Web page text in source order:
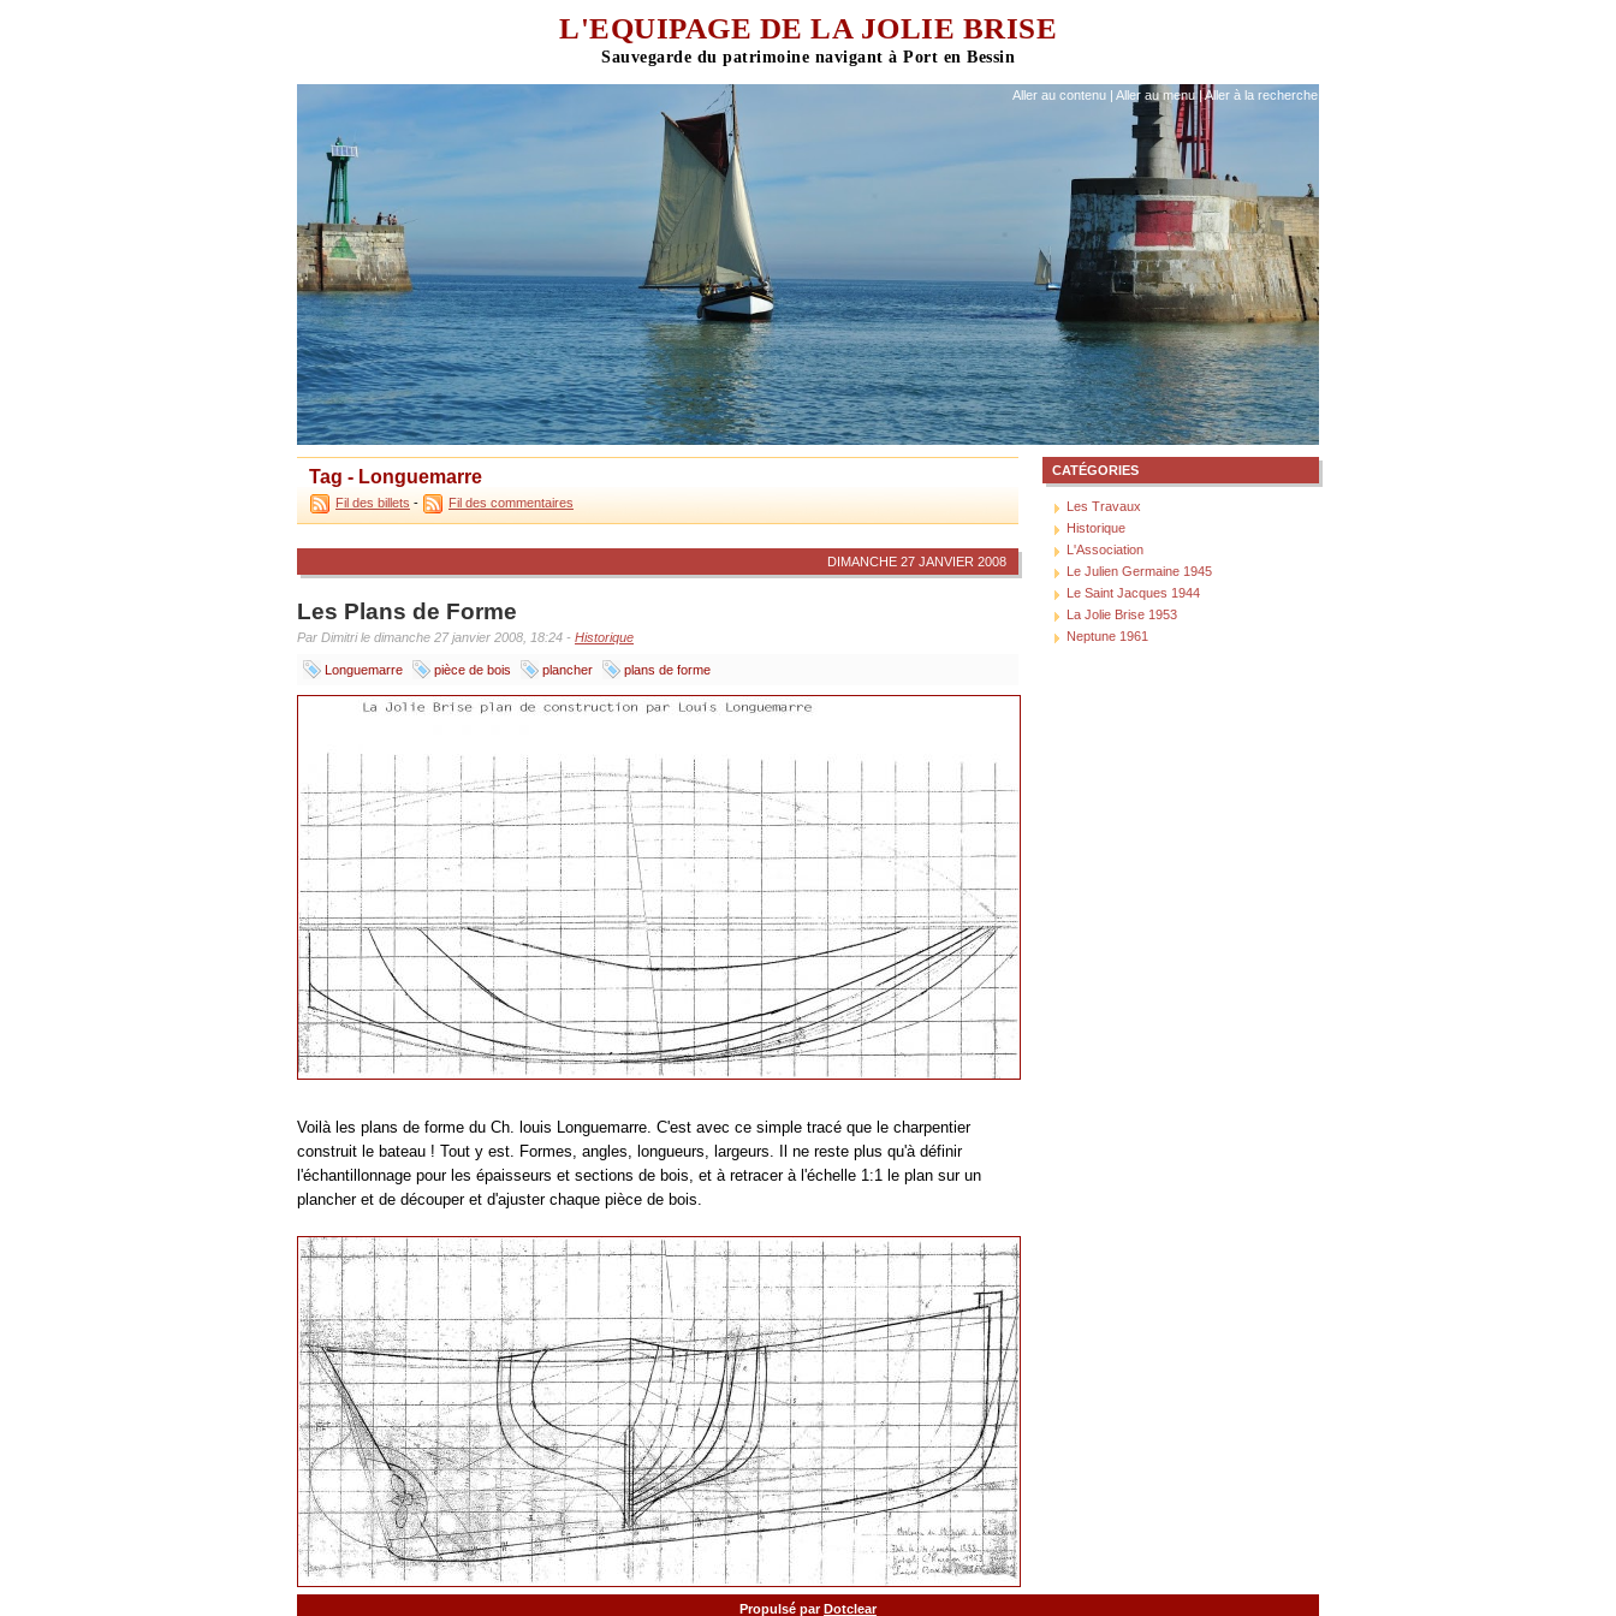
L'EQUIPAGE DE LA JOLIE BRISE
Aller au contenu | Aller au menu |Aller à la recherche
Tag - Longuemarre
Fil des billets - Fil des commentaires
DIMANCHE 27 JANVIER 2008
Les Plans de Forme
Par Dimitri le dimanche 27 janvier 2008, 18:24 - Historique
Longuemarre pièce de bois plancher plans de forme
Voilà les plans de forme du Ch. louis Longuemarre. C'est avec ce simple tracé que le charpentier
construit le bateau ! Tout y est. Formes, angles, longueurs, largeurs. Il ne reste plus qu'à définir
l'échantillonnage pour les épaisseurs et sections de bois, et à retracer à l'échelle 1:1 le plan sur un
plancher et de découper et d'ajuster chaque pièce de bois.
CATÉGORIES
Les Travaux
Historique
L'Association
Le Julien Germaine 1945
Le Saint Jacques 1944
La Jolie Brise 1953
Neptune 1961
Propulsé parDotclear